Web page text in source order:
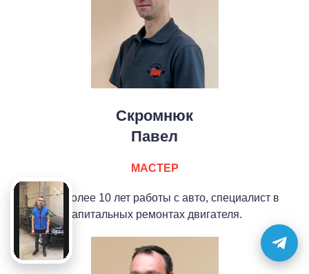
Скромнюк
Павел
МАСТЕР
Имеет более 10 лет работы с авто, специалист в
капитальных ремонтах двигателя.